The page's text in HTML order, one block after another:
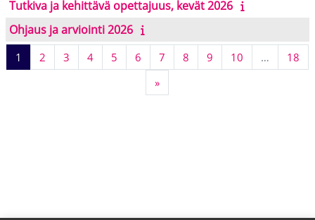
Tutkiva ja kehittävä opettajuus, kevät 2026
Ohjaus ja arviointi 2026
1 页 12 页 23 页 34页 45 页 56 页 67 页 78 页 89 页 910 页 10
… 18
»下一页